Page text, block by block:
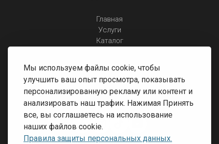
Мы используем файлы cookie, чтобы
улучшить ваш опыт просмотра, показывать
персонализированную рекламу или контент и
анализировать наш трафик. Нажимая Принять
все, вы соглашаетесь на использование
наших файлов cookie.
Правила защиты персональных данных.
Главная
Услуги
Каталог
Правила защиты персональных данных
Доставка и оплата
Условия возврата